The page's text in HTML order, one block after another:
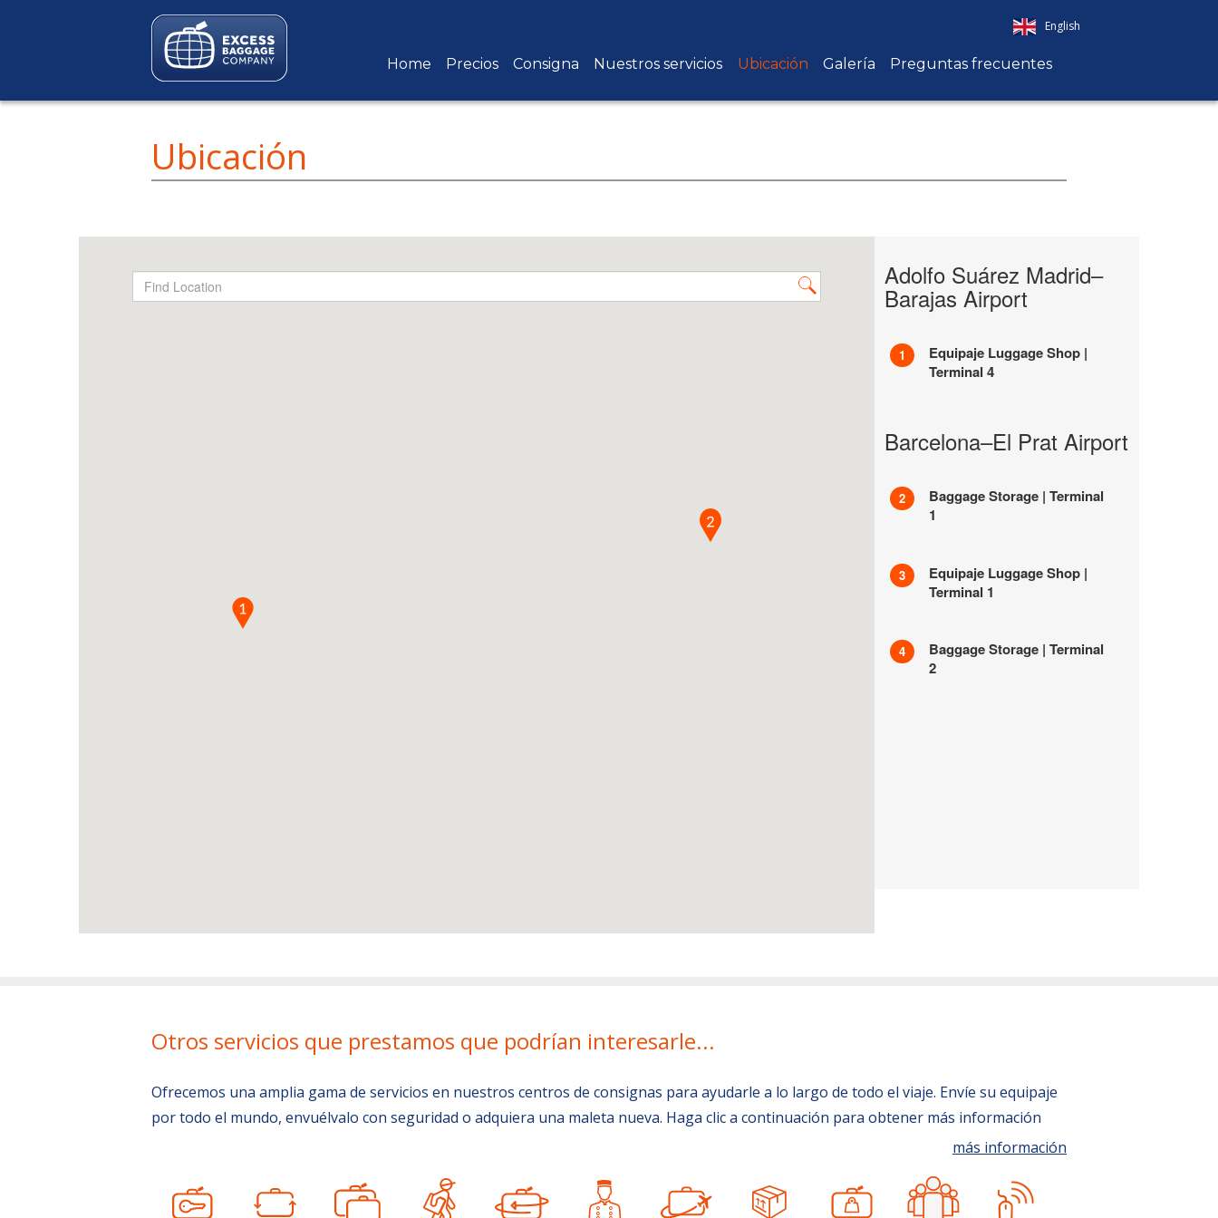
English
Home Precios Consigna Nuestros servicios Ubicación Galería Preguntas frecuentes
Ubicación
Adolfo Suárez Madrid–
Barajas Airport
1
Equipaje Luggage Shop |
Terminal 4
Barcelona–El Prat Airport
2
Baggage Storage | Terminal
1
3
Equipaje Luggage Shop |
Terminal 1
4
Baggage Storage | Terminal
2
Otros servicios que prestamos que podrían interesarle...
Ofrecemos una amplia gama de servicios en nuestros centros de consignas para ayudarle a lo largo de todo el viaje. Envíe su equipaje
por todo el mundo, envuélvalo con seguridad o adquiera una maleta nueva. Haga clic a continuación para obtener más información
más información